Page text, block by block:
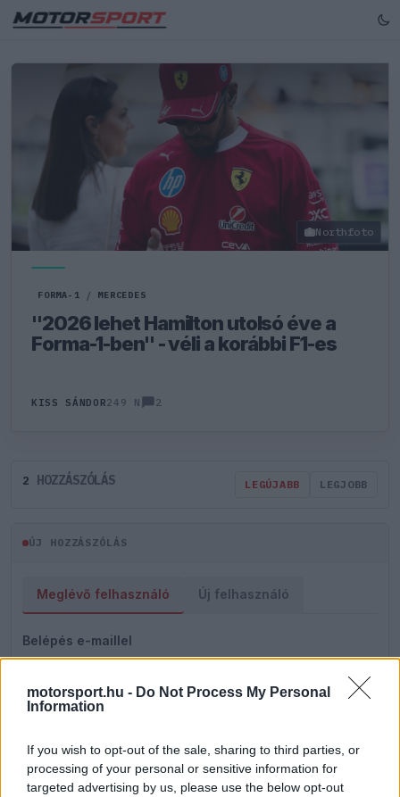
motorsport.hu - Do Not Process My Personal
Information
If you wish to opt-out of the sale, sharing to third parties, or
processing of your personal or sensitive information for
targeted advertising by us, please use the below opt-out
Northfoto
FORMA-1 / MERCEDES
"2026 lehet Hamilton utolsó éve a
Forma-1-ben" - véli a korábbi F1-es
KISS SÁNDOR249 N 2
2 HOZZÁSZÓLÁS LEGÚJABB LEGJOBB
ÚJ HOZZÁSZÓLÁS
Meglévő felhasználó Új felhasználó
Belépés e-maillel
Belépés Elfelejtett jelszó?